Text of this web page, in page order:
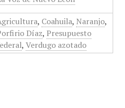
, Coahuila, Naranjo,
Díaz, Presupuesto
, Verdugo azotado